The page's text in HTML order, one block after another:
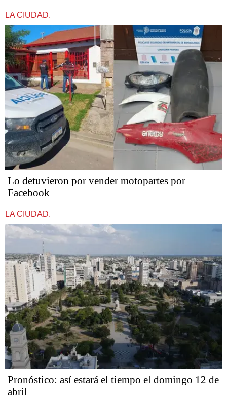
LA CIUDAD.
Lo detuvieron por vender motopartes por
Facebook
LA CIUDAD.
Pronóstico: así estará el tiempo el domingo 12 de
abril